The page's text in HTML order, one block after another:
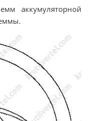
аккумуляторной